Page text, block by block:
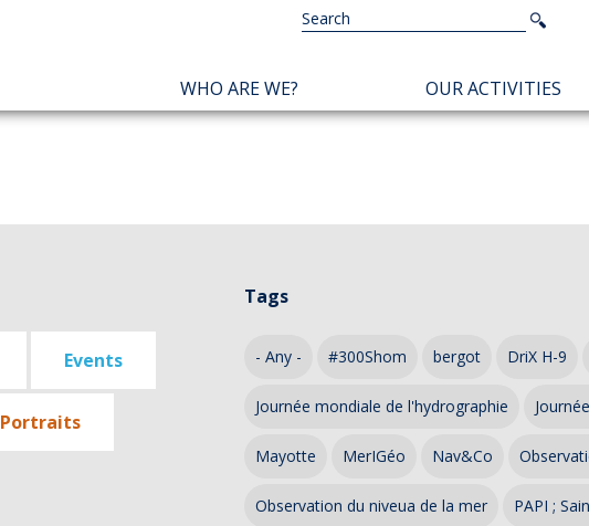
Search
NAVIGATION
PRINCIPALE
WHO ARE WE? OUR ACTIVITIES
Events
Portraits
Tags
- Any - #300Shom bergot DriX H-9
Journée mondiale de l'hydrographie
Mayotte MerIGéo Nav&Co
Observation du niveua de la mer PAPI ;